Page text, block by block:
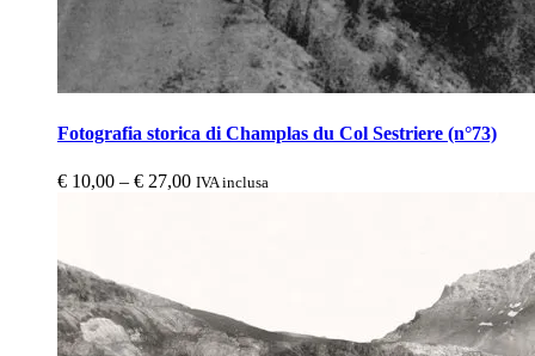
Fotografia storica di Champlas du Col Sestriere (n°73)
€ 10,00 – € 27,00 IVA inclusa